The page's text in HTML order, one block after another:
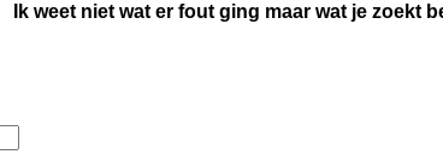
Ik weet niet wat er fout ging maar wat je zoekt